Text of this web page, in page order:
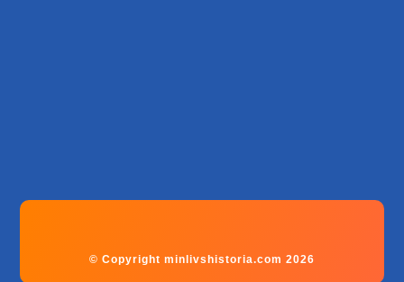
© Copyright minlivshistoria.com 2026